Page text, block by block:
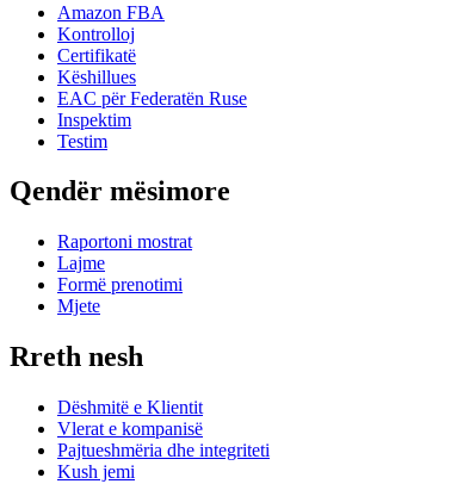
Amazon FBA
Kontrolloj
Certifikatë
Këshillues
EAC për Federatën Ruse
Inspektim
Testim
Qendër mësimore
Raportoni mostrat
Lajme
Formë prenotimi
Mjete
Rreth nesh
Dëshmitë e Klientit
Vlerat e kompanisë
Pajtueshmëria dhe integriteti
Kush jemi